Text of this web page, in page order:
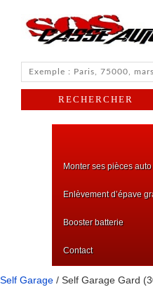
Monter ses pièces auto
Enlèvement d’épave
Booster batterie
Contact
Self Garage / Self Garage Gard